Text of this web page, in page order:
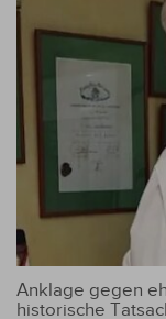
Anklage gegen
historische